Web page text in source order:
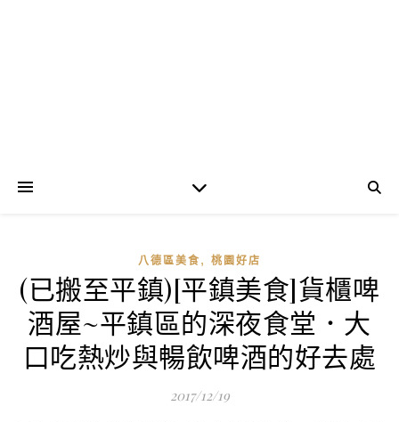
八德區美食 , 桃園好店
(已搬至平鎮)[平鎮美食]貨櫃啤
酒屋~平鎮區的深夜食堂．大
口吃熱炒與暢飲啤酒的好去處
2017/12/19